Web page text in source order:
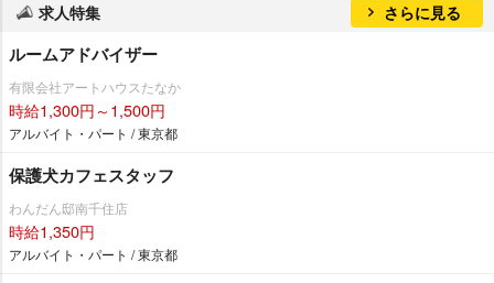
求人特集 さらに見る
ルームアドバイザー
有限会社アートハウスたなか
時給1,300円～1,500円
アルバイト・パート / 東京都
保護犬カフェスタッフ
わんだん邸南千住店
時給1,350円
アルバイト・パート / 東京都